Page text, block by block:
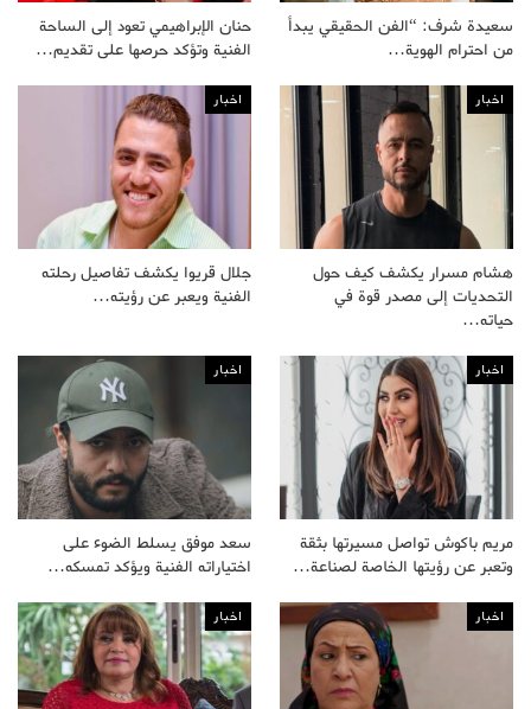
سعيدة شرف: “الفن الحقيقي يبدأ
من احترام الهوية…
حنان الإبراهيمي تعود إلى الساحة
الفنية وتؤكد حرصها على تقديم…
اخبار
هشام مسرار يكشف كيف حول
التحديات إلى مصدر قوة في
حياته…
اخبار
جلال قريوا يكشف تفاصيل رحلته
الفنية ويعبر عن رؤيته…
اخبار
مريم باكوش تواصل مسيرتها بثقة
وتعبر عن رؤيتها الخاصة لصناعة…
اخبار
سعد موفق يسلط الضوء على
اختياراته الفنية ويؤكد تمسكه…
اخبار اخبار